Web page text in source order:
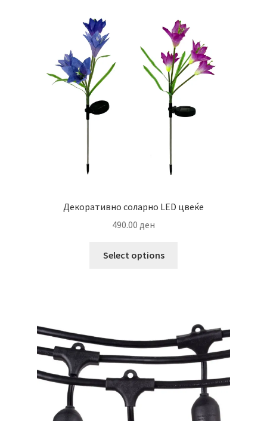
Декоративно соларно LED цвеќе
490.00 ден
Select options
The
options
may
be
chosen
the